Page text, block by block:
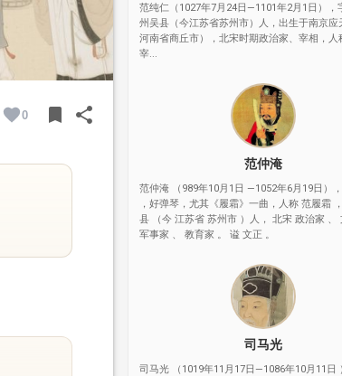
0 bookmarkBOOKMARK
shareSHARE
范纯仁（1027年7月24日—1101年2月1日），
州吴县（今江苏省苏州市）人，出生于南京应
河南省商丘市），北宋时期政治家、宰相，人
宰...
范仲淹
范仲淹 （989年10月1日 —1052年6月19日）
，好弹琴，尤其《履霜》一曲，人称 范履霜
县 （今 江苏省 苏州市 ）人， 北宋 政治家 、
军事家 、 教育家 。 谥 文正 。
司马光
司马光 （1019年11月17日—1086年10月11日